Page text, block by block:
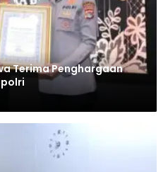
Terima Penghargaan